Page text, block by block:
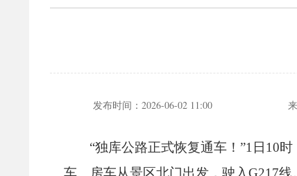
发布时间： 2026-06-02 11:00
“独库公路正式恢复通车！”1日10时
车、 房车从景区北门出发， 驶入G217线